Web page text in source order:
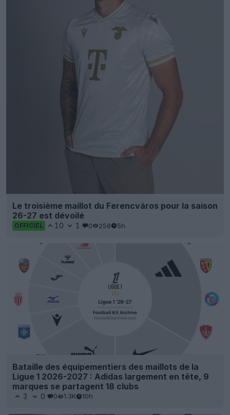
Le troisième maillot du Ferencváros pour la saison
26-27 est dévoilé
OFFICIEL 10 1 0 258 5h
Bataille des équipementiers des maillots de la
Ligue 1 2026-2027 : Adidas largement en tête, 9
marques se partagent 18 clubs
3 0 0 1.3K 10h